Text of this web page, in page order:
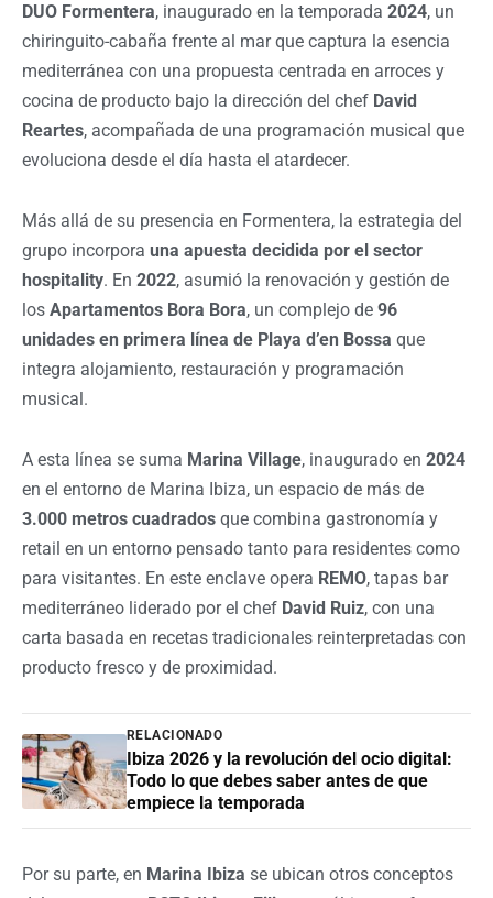
DUO Formentera, inaugurado en la temporada 2024, un
chiringuito-cabaña frente al mar que captura la esencia
mediterránea con una propuesta centrada en arroces y
cocina de producto bajo la dirección del chef David
Reartes, acompañada de una programación musical que
evoluciona desde el día hasta el atardecer.
Más allá de su presencia en Formentera, la estrategia del
grupo incorpora una apuesta decidida por el sector
hospitality. En 2022, asumió la renovación y gestión de
los Apartamentos Bora Bora, un complejo de 96
unidades en primera línea de Playa d’en Bossa que
integra alojamiento, restauración y programación
musical.
A esta línea se suma Marina Village, inaugurado en 2024
en el entorno de Marina Ibiza, un espacio de más de
3.000 metros cuadrados que combina gastronomía y
retail en un entorno pensado tanto para residentes como
para visitantes. En este enclave opera REMO, tapas bar
mediterráneo liderado por el chef David Ruiz, con una
carta basada en recetas tradicionales reinterpretadas con
producto fresco y de proximidad.
RELACIONADO
Ibiza 2026 y la revolución del ocio digital:
Todo lo que debes saber antes de que
empiece la temporada
Por su parte, en Marina Ibiza se ubican otros conceptos